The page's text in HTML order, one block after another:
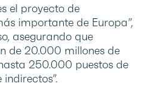
el proyecto de
importante de Europa”,
asegurando que
de 20.000 millones de
250.000 puestos de